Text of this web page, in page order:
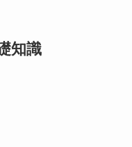
知識